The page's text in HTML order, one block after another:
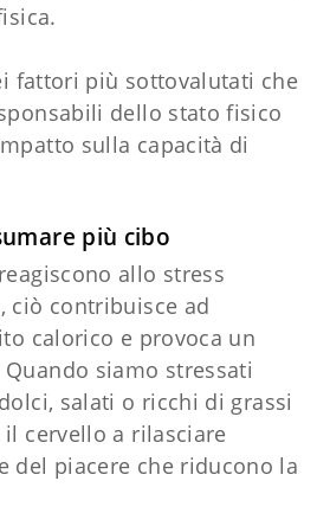
fattori più sottovalutati che
dello stato fisico
sulla capacità di
più cibo
allo stress
ciò contribuisce ad
calorico e provoca un
siamo stressati
salati o ricchi di grassi
cervello a rilasciare
del piacere che riducono la